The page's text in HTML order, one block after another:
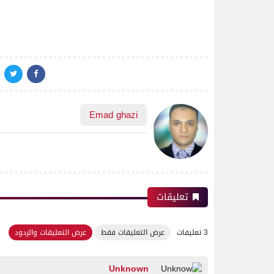
Emad ghazi
تعليقات
3 تعليقات عرض التعليقات فقط عرض التعليقات والردود
Unknown